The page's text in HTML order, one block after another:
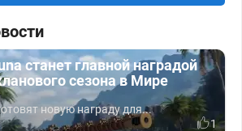
станет главной наградой
сезона в Мире
новую награду для...
1